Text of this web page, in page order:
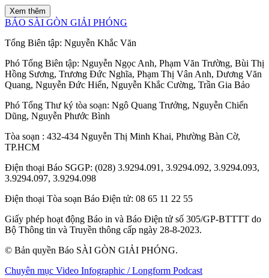
Xem thêm
BÁO SÀI GÒN GIẢI PHÓNG
Tổng Biên tập: Nguyễn Khắc Văn
Phó Tổng Biên tập: Nguyễn Ngọc Anh, Phạm Văn Trường, Bùi Thị
Hồng Sương, Trương Đức Nghĩa, Phạm Thị Vân Anh, Dương Văn
Quang, Nguyễn Đức Hiển, Nguyễn Khắc Cường, Trần Gia Bảo
Phó Tổng Thư ký tòa soạn: Ngô Quang Trưởng, Nguyễn Chiến
Dũng, Nguyễn Phước Bình
Tòa soạn : 432-434 Nguyễn Thị Minh Khai, Phường Bàn Cờ,
TP.HCM
Điện thoại Báo SGGP: (028) 3.9294.091, 3.9294.092, 3.9294.093,
3.9294.097, 3.9294.098
Điện thoại Tòa soạn Báo Điện tử: 08 65 11 22 55
Giấy phép hoạt động Báo in và Báo Điện tử số 305/GP-BTTTT do
Bộ Thông tin và Truyền thông cấp ngày 28-8-2023.
© Bản quyền Báo SÀI GÒN GIẢI PHÓNG.
Chuyên mục Video Infographic / Longform Podcast